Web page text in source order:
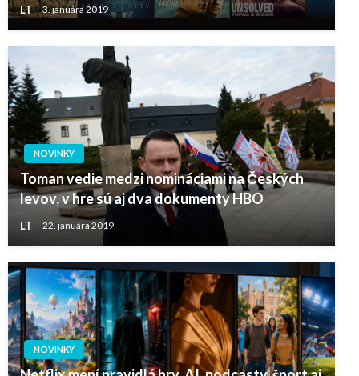
LT 3. januára 2019
NOVINKY
Toman vedie medzi nomináciami na Českých
levov, v hre sú aj dva dokumenty HBO
LT 22. januára 2019
NOVINKY